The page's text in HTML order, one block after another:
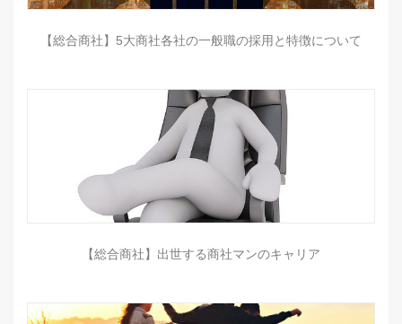
【総合商社】5大商社各社の一般職の採用と特徴について
【総合商社】出世する商社マンのキャリア